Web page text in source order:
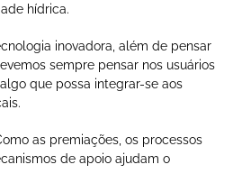
hídrica.
inovadora, além de pensar
sempre pensar nos usuários
que possa integrar-se aos
as premiações, os processos
de apoio ajudam o